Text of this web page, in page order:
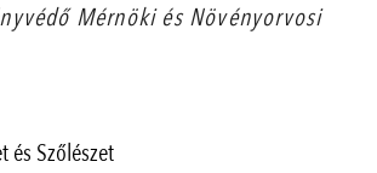
Mérnöki és Növényorvosi
és Szőlészet